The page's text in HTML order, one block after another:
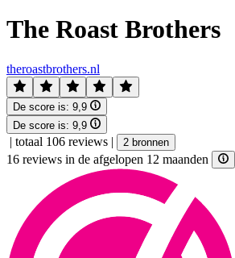
The Roast Brothers
theroastbrothers.nl
De score is: 9,9
De score is: 9,9
| totaal 106 reviews | 2 bronnen
16 reviews in de afgelopen 12 maanden